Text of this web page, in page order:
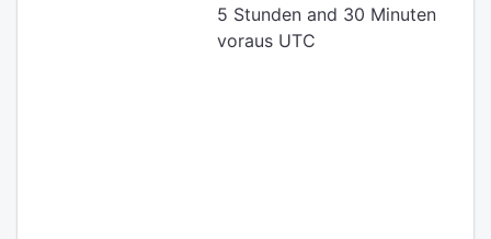
5 Stunden and 30 Minuten
voraus UTC